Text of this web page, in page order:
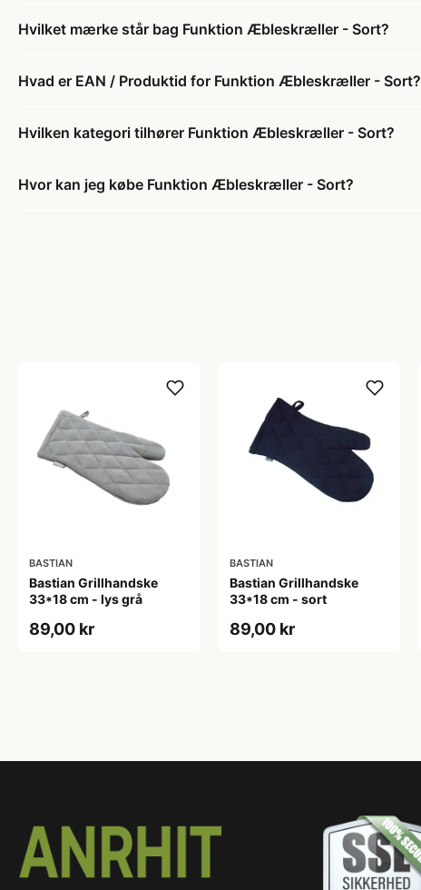
Hvilket mærke står bag Funktion Æbleskræller - Sort?
Hvad er EAN / Produktid for Funktion Æbleskræller - Sort?
Hvilken kategori tilhører Funktion Æbleskræller - Sort?
Hvor kan jeg købe Funktion Æbleskræller - Sort?
BASTIAN
Bastian Grillhandske
33*18 cm - lys grå
89,00 kr
BASTIAN
Bastian Grillhandske
33*18 cm - sort
89,00 kr